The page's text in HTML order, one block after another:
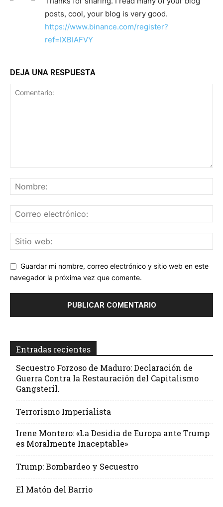
posts, cool, your blog is very good.
https://www.binance.com/register?
ref=IXBIAFVY
DEJA UNA RESPUESTA
Guardar mi nombre, correo electrónico y sitio web en este
navegador la próxima vez que comente.
Entradas recientes
Secuestro Forzoso de Maduro: Declaración de
Guerra Contra la Restauración del Capitalismo
Gangsteril.
Terrorismo Imperialista
Irene Montero: «La Desidia de Europa ante Trump
es Moralmente Inaceptable»
Trump: Bombardeo y Secuestro
El Matón del Barrio